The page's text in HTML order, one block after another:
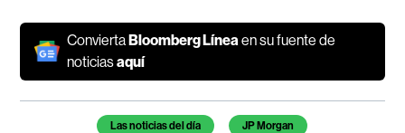
ConviertaBloomberg Líneaen su fuente de
noticiasaquí
Temas de este artículo
Las noticias del día JP Morgan